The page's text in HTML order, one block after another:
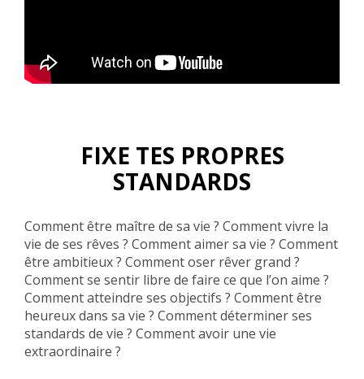
FIXE TES PROPRES
STANDARDS
Comment être maître de sa vie ? Comment vivre la
vie de ses rêves ? Comment aimer sa vie ? Comment
être ambitieux ? Comment oser rêver grand ?
Comment se sentir libre de faire ce que l’on aime ?
Comment atteindre ses objectifs ? Comment être
heureux dans sa vie ? Comment déterminer ses
standards de vie ? Comment avoir une vie
extraordinaire ?